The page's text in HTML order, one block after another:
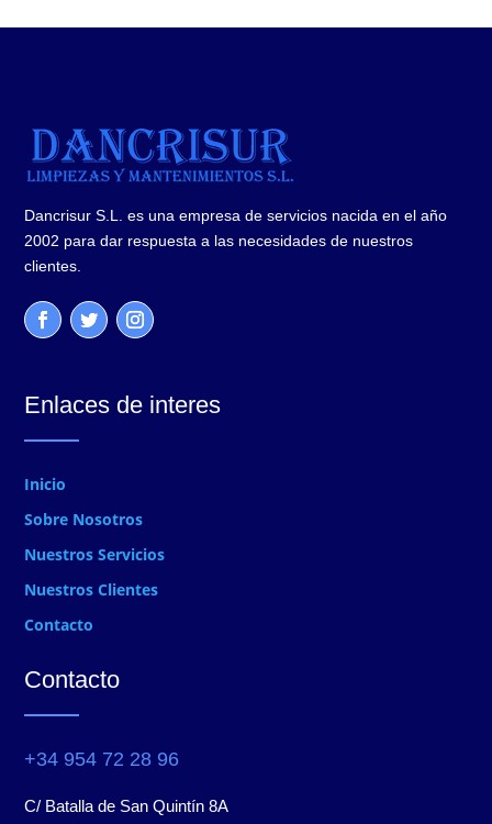
Dancrisur S.L. es una empresa de servicios nacida en el año
2002 para dar respuesta a las necesidades de nuestros
clientes.
Enlaces de interes
Inicio
Sobre Nosotros
Nuestros Servicios
Nuestros Clientes
Contacto
Contacto
+34 954 72 28 96
C/ Batalla de San Quintín 8A